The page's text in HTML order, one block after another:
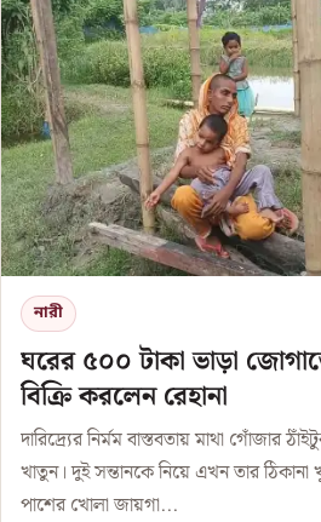
নারী
ঘরের ৫০০ টাকা ভাড়া
বিক্রি করলেন রেহানা
দারিদ্র্যের নির্মম বাস্তবতায় মাথা গোঁজার
খাতুন। দুই সন্তানকে নিয়ে এখন তার
পাশের খোলা জায়গা...